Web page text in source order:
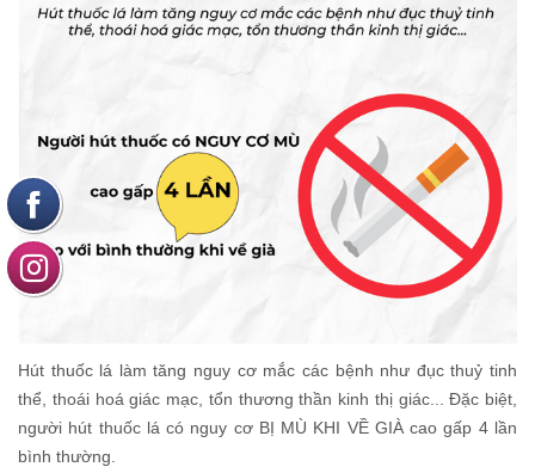
Hút thuốc lá làm tăng nguy cơ mắc các bệnh như đục thuỷ tinh
thể, thoái hoá giác mạc, tổn thương thần kinh thị giác... Đặc biệt,
người hút thuốc lá có nguy cơ BỊ MÙ KHI VỀ GIÀ cao gấp 4 lần
bình thường.